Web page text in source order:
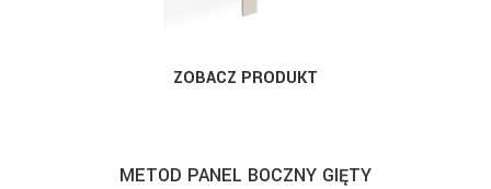
ZOBACZ PRODUKT
METOD PANEL BOCZNY GIĘTY